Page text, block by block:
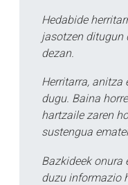
Hedabide
jasotzen ditugun
dezan.
Herritarra, anitza
dugu. Baina
hartzaile zaren
sustengua
Bazkideek
duzu informazio